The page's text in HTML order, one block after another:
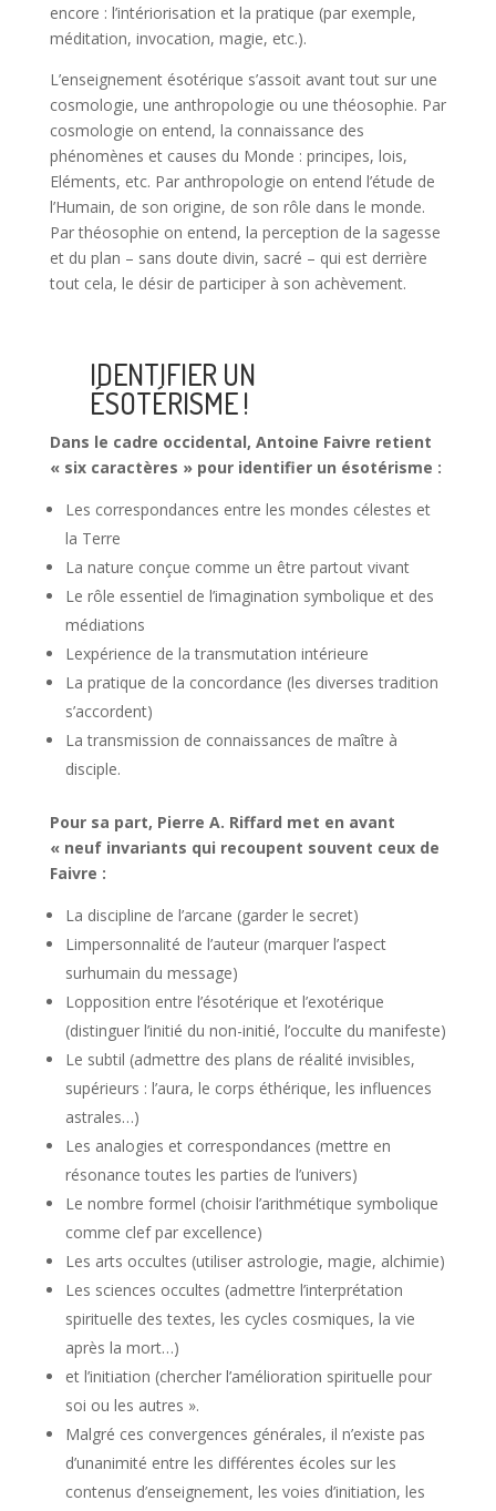
encore : l’intériorisation et la pratique (par exemple,
méditation, invocation, magie, etc.).
L’enseignement ésotérique s’assoit avant tout sur une
cosmologie, une anthropologie ou une théosophie. Par
cosmologie on entend, la connaissance des
phénomènes et causes du Monde : principes, lois,
Eléments, etc. Par anthropologie on entend l’étude de
l’Humain, de son origine, de son rôle dans le monde.
Par théosophie on entend, la perception de la sagesse
et du plan – sans doute divin, sacré – qui est derrière
tout cela, le désir de participer à son achèvement.
IDENTIFIER UN
ÉSOTÉRISME !
Dans le cadre occidental, Antoine Faivre retient
« six caractères » pour identifier un ésotérisme :
Les correspondances entre les mondes célestes et
la Terre
La nature conçue comme un être partout vivant
Le rôle essentiel de l’imagination symbolique et des
médiations
Lexpérience de la transmutation intérieure
La pratique de la concordance (les diverses tradition
s’accordent)
La transmission de connaissances de maître à
disciple.
Pour sa part, Pierre A. Riffard met en avant
« neuf invariants qui recoupent souvent ceux de
Faivre :
La discipline de l’arcane (garder le secret)
Limpersonnalité de l’auteur (marquer l’aspect
surhumain du message)
Lopposition entre l’ésotérique et l’exotérique
(distinguer l’initié du non-initié, l’occulte du manifeste)
Le subtil (admettre des plans de réalité invisibles,
supérieurs : l’aura, le corps éthérique, les influences
astrales…)
Les analogies et correspondances (mettre en
résonance toutes les parties de l’univers)
Le nombre formel (choisir l’arithmétique symbolique
comme clef par excellence)
Les arts occultes (utiliser astrologie, magie, alchimie)
Les sciences occultes (admettre l’interprétation
spirituelle des textes, les cycles cosmiques, la vie
après la mort…)
et l’initiation (chercher l’amélioration spirituelle pour
soi ou les autres ».
Malgré ces convergences générales, il n’existe pas
d’unanimité entre les différentes écoles sur les
contenus d’enseignement, les voies d’initiation, les